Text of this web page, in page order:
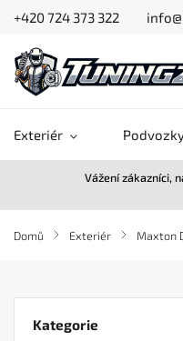
+420 724 373 322
Exteriér
Vážení zákazníci,
Domů / Exteriér / Maxton
Kategorie